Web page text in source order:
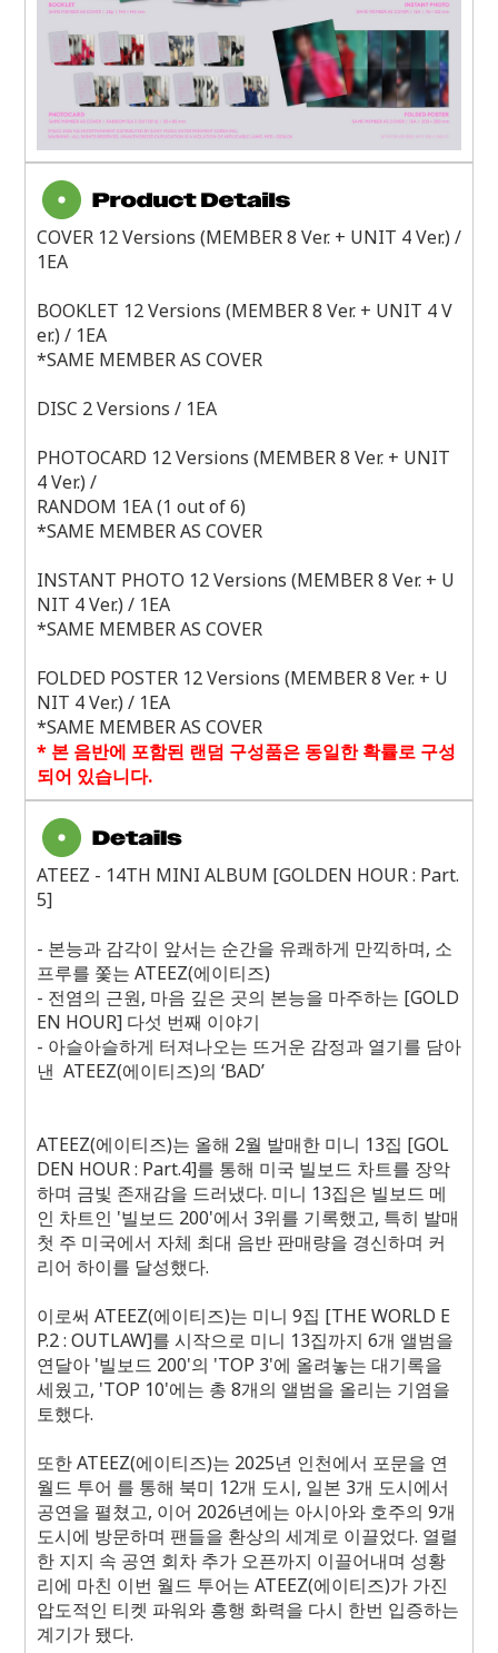
COVER 12 Versions (MEMBER 8 Ver. + UNIT 4 Ver.) /
1EA
BOOKLET 12 Versions (MEMBER 8 Ver. + UNIT 4 V
er.) / 1EA
*SAME MEMBER AS COVER
DISC 2 Versions / 1EA
PHOTOCARD 12 Versions (MEMBER 8 Ver. + UNIT
4 Ver.) /
RANDOM 1EA (1 out of 6)
*SAME MEMBER AS COVER
INSTANT PHOTO 12 Versions (MEMBER 8 Ver. + U
NIT 4 Ver.) / 1EA
*SAME MEMBER AS COVER
FOLDED POSTER 12 Versions (MEMBER 8 Ver. + U
NIT 4 Ver.) / 1EA
*SAME MEMBER AS COVER
* 본 음반에 포함된 랜덤 구성품은 동일한 확률로 구성
되어 있습니다.
ATEEZ - 14TH MINI ALBUM [GOLDEN HOUR : Part.
5]
- 본능과 감각이 앞서는 순간을 유쾌하게 만끽하며, 소
프루를 쫓는 ATEEZ(에이티즈)
- 전염의 근원, 마음 깊은 곳의 본능을 마주하는 [GOLD
EN HOUR] 다섯 번째 이야기
- 아슬아슬하게 터져나오는 뜨거운 감정과 열기를 담아
낸 ATEEZ(에이티즈)의 ‘BAD’
ATEEZ(에이티즈)는 올해 2월 발매한 미니 13집 [GOL
DEN HOUR : Part.4]를 통해 미국 빌보드 차트를 장악
하며 금빛 존재감을 드러냈다. 미니 13집은 빌보드 메
인 차트인 '빌보드 200'에서 3위를 기록했고, 특히 발매
첫 주 미국에서 자체 최대 음반 판매량을 경신하며 커
리어 하이를 달성했다.
이로써 ATEEZ(에이티즈)는 미니 9집 [THE WORLD E
P.2 : OUTLAW]를 시작으로 미니 13집까지 6개 앨범을
연달아'빌보드 200'의 'TOP 3'에 올려놓는 대기록을
세웠고, 'TOP 10'에는 총 8개의 앨범을 올리는 기염을
토했다.
또한ATEEZ(에이티즈)는 2025년 인천에서 포문을 연
월드 투어 를 통해 북미 12개 도시, 일본 3개 도시에서
공연을 펼쳤고, 이어 2026년에는 아시아와 호주의 9개
도시에 방문하며 팬들을 환상의 세계로 이끌었다. 열렬
한 지지 속 공연 회차 추가 오픈까지 이끌어내며 성황
리에 마친 이번 월드 투어는 ATEEZ(에이티즈)가 가진
압도적인 티켓 파워와 흥행 화력을 다시 한번 입증하는
계기가 됐다.